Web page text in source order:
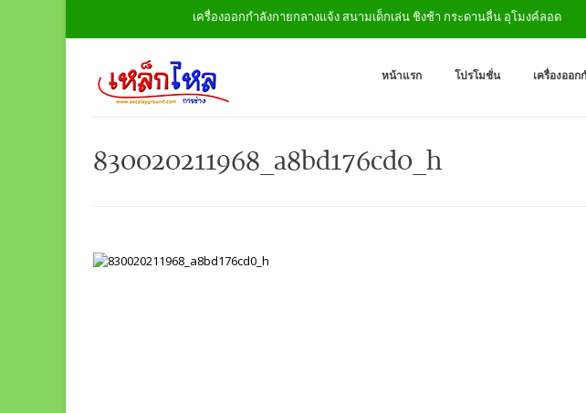
เครื่องออกกำลังกายกลางแจ้ง สนามเด็กเล่น ชิงช้า กระดานลื่น อุโมงค์ลอด
หน้าแรก โปรโมชั่น เครื่องออ
830020211968_a8bd176cd0_h